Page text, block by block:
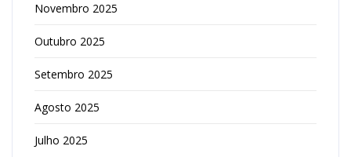
Novembro 2025
Outubro 2025
Setembro 2025
Agosto 2025
Julho 2025